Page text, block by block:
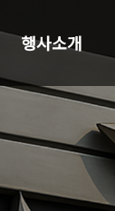
행사소개